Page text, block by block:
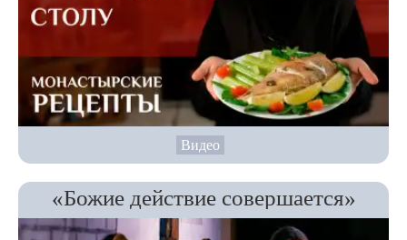
Видео
«Божие действие совершается»